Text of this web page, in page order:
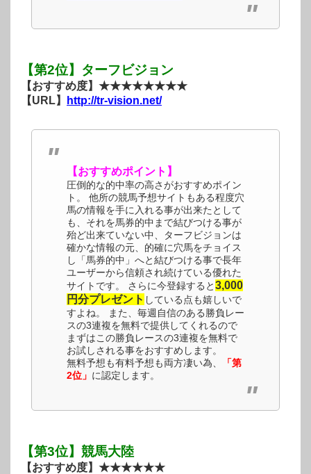
【第2位】ターフビジョン
【おすすめ度】★★★★★★★★
【URL】
http://tr-vision.net/
【おすすめポイント】
圧倒的な的中率の高さがおすすめポイン
ト。 他所の競馬予想サイトもある程度穴
馬の情報を手に入れる事が出来たとして
も、それを馬券的中まで結びつける事が
殆ど出来ていない中、ターフビジョンは
確かな情報の元、的確に穴馬をチョイス
し「馬券的中」へと結びつける事で長年
ユーザーから信頼され続けている優れた
サイトです。 さらに今登録すると3,000
円分プレゼント している点も嬉しいで
すよね。 また、毎週自信のある勝負レー
スの3連複を無料で提供してくれるので
まずはこの勝負レースの3連複を無料で
お試しされる事をおすすめします。
無料予想も有料予想も両方凄い為、
「第
2位」 に認定します。
【第3位】競馬大陸
【おすすめ度】★★★★★★